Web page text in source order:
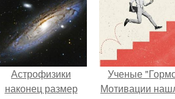
голове нужную вам
идею.
Астрофизики
наконец размер
Ученые
Мотивации